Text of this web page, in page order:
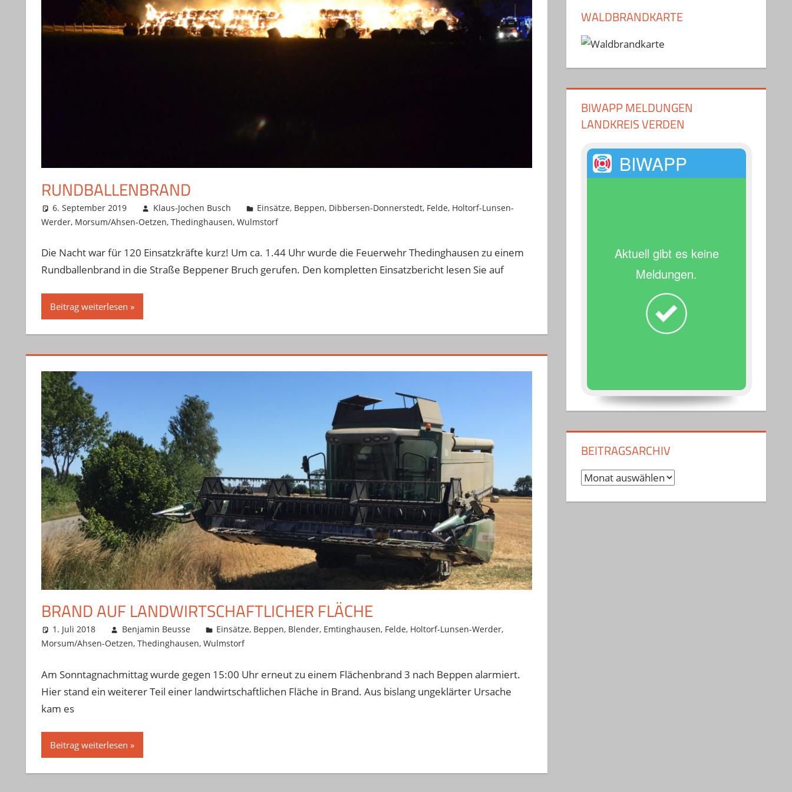
RUNDBALLENBRAND
6. September 2019 Klaus-Jochen Busch Einsätze, Beppen, Dibbersen-Donnerstedt, Felde, Holtorf-Lunsen-
Werder, Morsum/Ahsen-Oetzen, Thedinghausen, Wulmstorf
Die Nacht war für 120 Einsatzkräfte kurz! Um ca. 1.44 Uhr wurde die Feuerwehr Thedinghausen zu einem
Rundballenbrand in die Straße Beppener Bruch gerufen. Den kompletten Einsatzbericht lesen Sie auf
Beitrag weiterlesen
BRAND AUF LANDWIRTSCHAFTLICHER FLÄCHE
1. Juli 2018 Benjamin Beusse Einsätze, Beppen, Blender, Emtinghausen, Felde, Holtorf-Lunsen-Werder,
Morsum/Ahsen-Oetzen, Thedinghausen, Wulmstorf
Am Sonntagnachmittag wurde gegen 15:00 Uhr erneut zu einem Flächenbrand 3 nach Beppen alarmiert.
Hier stand ein weiterer Teil einer landwirtschaftlichen Fläche in Brand. Aus bislang ungeklärter Ursache
kam es
Beitrag weiterlesen
WALDBRANDKARTE
BIWAPP MELDUNGEN
LANDKREIS VERDEN
BIWAPP
Aktuell gibt es keine
Meldungen.
BEITRAGSARCHIV
Beitragsarchiv